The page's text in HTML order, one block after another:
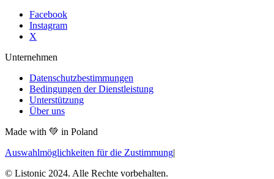
Facebook
Instagram
X
Unternehmen
Datenschutzbestimmungen
Bedingungen der Dienstleistung
Unterstützung
Über uns
Made with 💚 in Poland
Auswahlmöglichkeiten für die Zustimmung|
© Listonic 2024. Alle Rechte vorbehalten.